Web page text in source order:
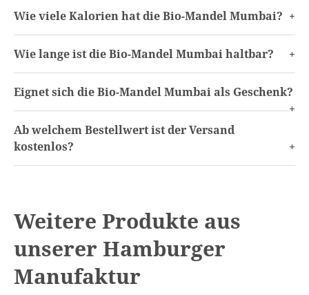
Wie viele Kalorien hat die Bio-Mandel Mumbai?
Wie lange ist die Bio-Mandel Mumbai haltbar?
Eignet sich die Bio-Mandel Mumbai als Geschenk?
Ab welchem Bestellwert ist der Versand
kostenlos?
Weitere Produkte aus
unserer Hamburger
Manufaktur